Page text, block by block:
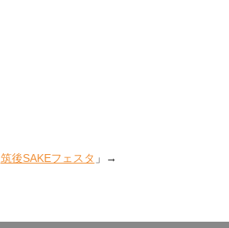
筑後SAKEフェスタ 」→